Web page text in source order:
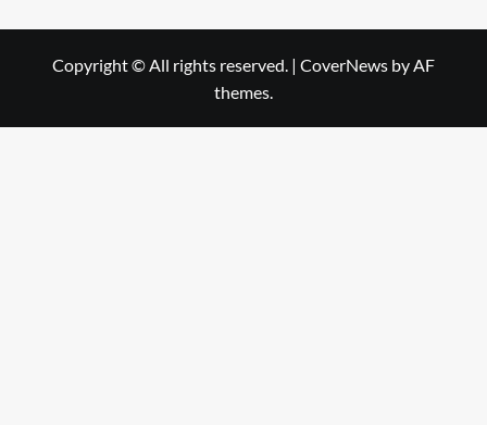
Copyright © All rights reserved. | CoverNews by AF
themes.